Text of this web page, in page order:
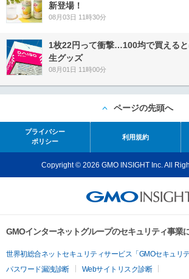
新登場！
08月03日 11時30分
1枚22円って衝撃…100均で買える
生グッズ
08月01日 11時00分
ページの先頭へ
プライバシー
ポリシー
利用規約
Copyright © 2026 GMO INSIGHT Inc. All
GMOインターネットグループのセキュリティ事業
世界初総合ネットセキュリティサービス「GMOセキュリテ
パスワード漏洩診断
Webサイトリスク診断